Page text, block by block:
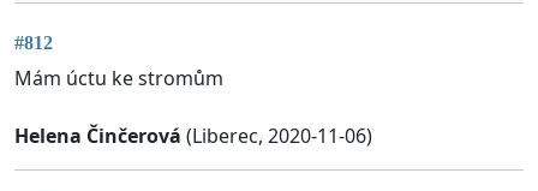
#812
Mám úctu ke stromům
Helena Činčerová (Liberec, 2020-11-06)